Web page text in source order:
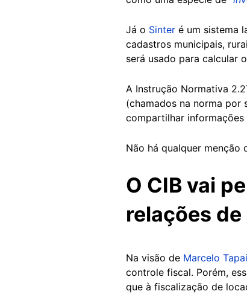
Já o Sinter é um sistema
cadastros municipais,
será usado para calcular
A Instrução Normativa
(chamados na norma por
compartilhar informações
Não há qualquer menção
O CIB vai
relações
Na visão de Marcelo Tapai
controle fiscal. Porém,
que à fiscalização de